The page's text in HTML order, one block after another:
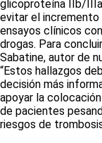
glicoproteína IIb/
evitar el incremento
ensayos clínicos
drogas. Para
Sabatine, autor de
“Estos hallazgos
decisión más
apoyar la
de pacientes
riesgos de